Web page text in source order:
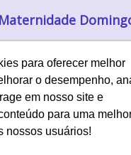
para oferecer melhor
o desempenho,
em nosso site e
para uma
nossos usuários!
é cercada por muitas
amamentar é o
diretamente na
esse momento tão
BAIXAR E-BOOK